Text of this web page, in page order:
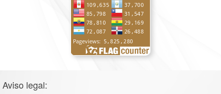
Aviso legal: